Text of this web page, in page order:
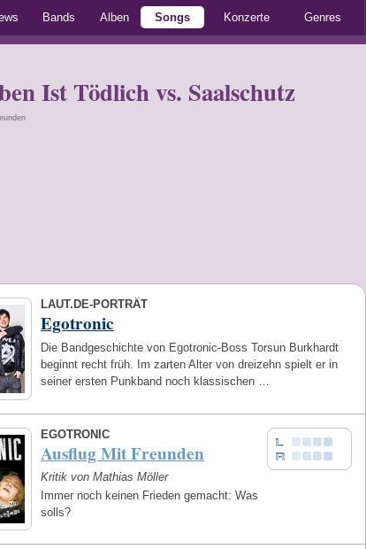
Bands Alben Songs Konzerte Genres
Ist Tödlich vs. Saalschutz
LAUT.DE-PORTRÄT
Egotronic
Die Bandgeschichte von Egotronic-Boss Torsun Burkhardt
beginnt recht früh. Im zarten Alter von dreizehn spielt er in
seiner ersten Punkband noch klassischen …
EGOTRONIC
Ausflug Mit Freunden
Kritik von Mathias Möller
Immer noch keinen Frieden gemacht: Was
solls?